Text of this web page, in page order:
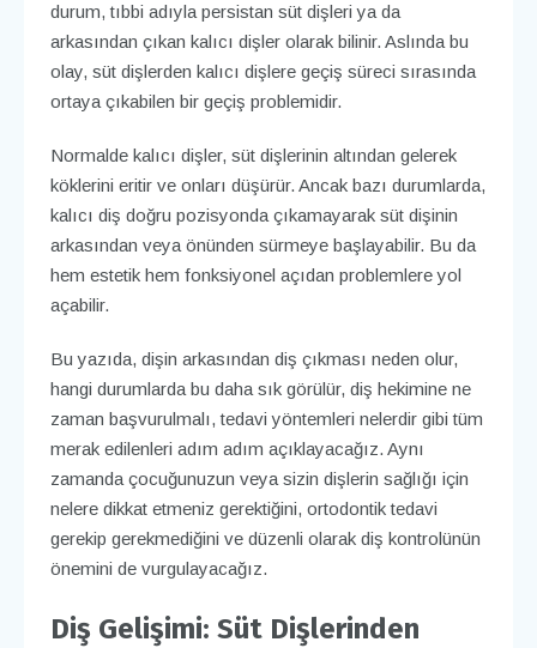
durum, tıbbi adıyla persistan süt dişleri ya da
arkasından çıkan kalıcı dişler olarak bilinir. Aslında bu
olay, süt dişlerden kalıcı dişlere geçiş süreci sırasında
ortaya çıkabilen bir geçiş problemidir.
Normalde kalıcı dişler, süt dişlerinin altından gelerek
köklerini eritir ve onları düşürür. Ancak bazı durumlarda,
kalıcı diş doğru pozisyonda çıkamayarak süt dişinin
arkasından veya önünden sürmeye başlayabilir. Bu da
hem estetik hem fonksiyonel açıdan problemlere yol
açabilir.
Bu yazıda, dişin arkasından diş çıkması neden olur,
hangi durumlarda bu daha sık görülür, diş hekimine ne
zaman başvurulmalı, tedavi yöntemleri nelerdir gibi tüm
merak edilenleri adım adım açıklayacağız. Aynı
zamanda çocuğunuzun veya sizin dişlerin sağlığı için
nelere dikkat etmeniz gerektiğini, ortodontik tedavi
gerekip gerekmediğini ve düzenli olarak diş kontrolünün
önemini de vurgulayacağız.
Diş Gelişimi: Süt Dişlerinden